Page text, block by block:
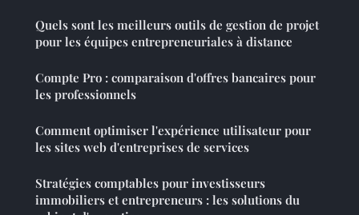
Quels sont les meilleurs outils de gestion de projet
pour les équipes entrepreneuriales à distance
Compte Pro : comparaison d'offres bancaires pour
les professionnels
Comment optimiser l'expérience utilisateur pour
les sites web d'entreprises de services
Stratégies comptables pour investisseurs
immobiliers et entrepreneurs : les solutions du